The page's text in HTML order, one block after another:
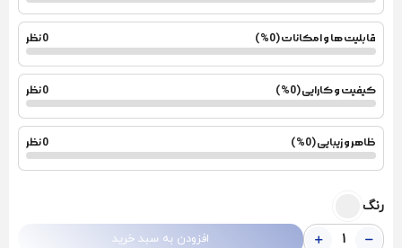
قابلیت ها و امکانات (0%) 0 نظر
کیفیت و کارایی (0%) 0 نظر
ظاهر و زیبایی (0%) 0 نظر
رنگ
افزودن به سبد خرید